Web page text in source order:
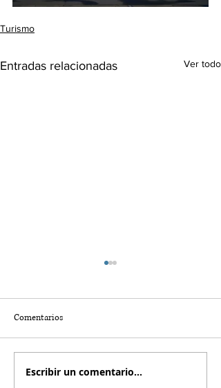
Turismo
Entradas relacionadas Ver todo
Buenos Aires con estrella: la
Comentarios
Escribir un comentario...